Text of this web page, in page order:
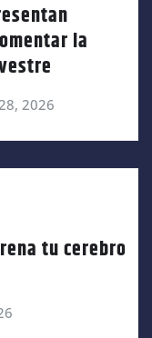
la
2026
tu cerebro